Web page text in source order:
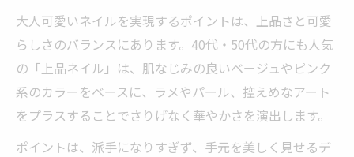
大人可愛いネイルを実現するポイントは、上品さと可愛
らしさのバランスにあります。40代・50代の方にも人気
の「上品ネイル」は、肌なじみの良いベージュやピンク
系のカラーをベースに、ラメやパール、控えめなアート
をプラスすることでさりげなく華やかさを演出します。
ポイントは、派手になりすぎず、手元を美しく見せるデ